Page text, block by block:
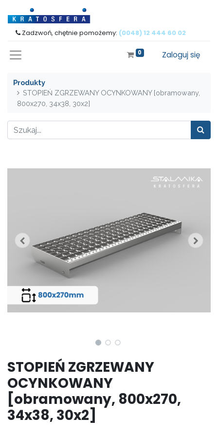
Zadzwoń, chętnie pomożemy: (0048) 12 444 60 02
0 Zaloguj się
Produkty
STOPIEŃ ZGRZEWANY OCYNKOWANY [obramowany,
800x270, 34x38, 30x2]
STOPIEŃ ZGRZEWANY
OCYNKOWANY
[obramowany, 800x270,
34x38, 30x2]